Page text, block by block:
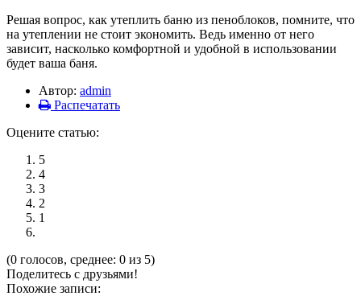
Решая вопрос, как утеплить баню из пеноблоков, помните, что
на утеплении не стоит экономить. Ведь именно от него
зависит, насколько комфортной и удобной в использовании
будет ваша баня.
Автор: admin
Распечатать
Оцените статью:
5
4
3
2
1
(0 голосов, среднее: 0 из 5)
Поделитесь с друзьями!
Похожие записи: